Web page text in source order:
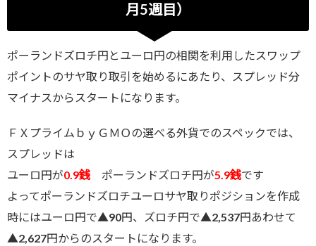
月5週目）
ポーランドズロチ円とユーロ円の相関を利用したスワップ
ポイントのサヤ取り取引を始めるにあたり、スプレッド分
マイナスからスタートになります。
ＦＸプライムｂｙＧＭＯの選べる外貨でのスペックでは、
スプレッドは
ユーロ円が0.9銭 ポーランドズロチ円が5.9銭です
よってポーランドズロチユーロサヤ取りポジションを作成
時にはユーロ円で▲90円、ズロチ円で▲2,537円あわせて
▲2,627円からのスタートになります。